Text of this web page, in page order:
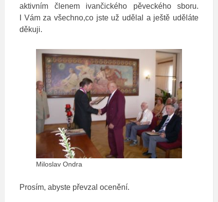
aktivním členem ivančického pěveckého sboru.
I Vám za všechno,co jste už udělal a ještě uděláte
děkuji.
Miloslav Ondra
Prosím, abyste převzal ocenění.